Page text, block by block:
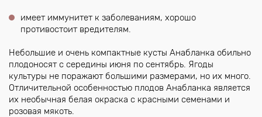
имеет иммунитет к заболеваниям, хорошо
противостоит вредителям.
Небольшие и очень компактные кусты Анабланка обильно
плодоносят с середины июня по сентябрь. Ягоды
культуры не поражают большими размерами, но их много.
Отличительной особенностью плодов Анабланка является
их необычная белая окраска с красными семенами и
розовая мякоть.